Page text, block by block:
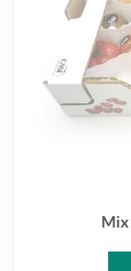
Mix